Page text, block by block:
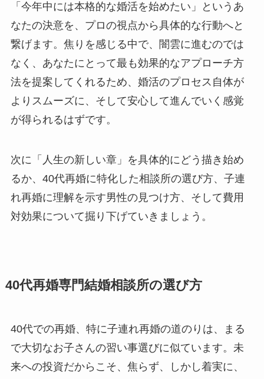
「今年中には本格的な婚活を始めたい」というあ
なたの決意を、プロの視点から具体的な行動へと
繋げます。焦りを感じる中で、闇雲に進むのでは
なく、あなたにとって最も効果的なアプローチ方
法を提案してくれるため、婚活のプロセス自体が
よりスムーズに、そして安心して進んでいく感覚
が得られるはずです。
次に「人生の新しい章」を具体的にどう描き始め
るか、40代再婚に特化した相談所の選び方、子連
れ再婚に理解を示す男性の見つけ方、そして費用
対効果について掘り下げていきましょう。
40代再婚専門結婚相談所の選び方
40代での再婚、特に子連れ再婚の道のりは、まる
で大切なお子さんの習い事選びに似ています。未
来への投資だからこそ、焦らず、しかし着実に、